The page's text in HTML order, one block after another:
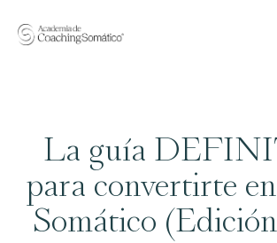
La guía
para convertirte
Somático